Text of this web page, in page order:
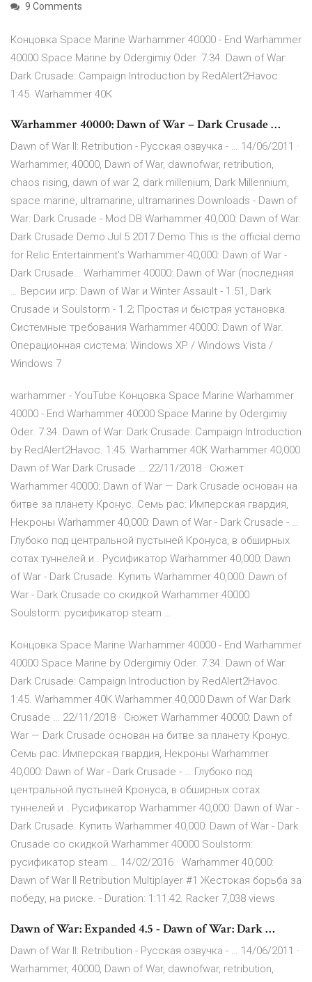
9 Comments
Концовка Space Marine Warhammer 40000 - End Warhammer
40000 Space Marine by Odergimiy Oder. 7:34. Dawn of War:
Dark Crusade: Campaign Introduction by RedAlert2Havoc.
1:45. Warhammer 40К
Warhammer 40000: Dawn of War – Dark Crusade …
Dawn of War II: Retribution - Русская озвучка - … 14/06/2011 ·
Warhammer, 40000, Dawn of War, dawnofwar, retribution,
chaos rising, dawn of war 2, dark millenium, Dark Millennium,
space marine, ultramarine, ultramarines Downloads - Dawn of
War: Dark Crusade - Mod DB Warhammer 40,000: Dawn of War:
Dark Crusade Demo Jul 5 2017 Demo This is the official demo
for Relic Entertainment's Warhammer 40,000: Dawn of War -
Dark Crusade… Warhammer 40000: Dawn of War (последняя
… Версии игр: Dawn of War и Winter Assault - 1.51, Dark
Crusade и Soulstorm - 1.2; Простая и быстрая установка.
Системные требования Warhammer 40000: Dawn of War.
Операционная система: Windows XP / Windows Vista /
Windows 7
warhammer - YouTube Концовка Space Marine Warhammer
40000 - End Warhammer 40000 Space Marine by Odergimiy
Oder. 7:34. Dawn of War: Dark Crusade: Campaign Introduction
by RedAlert2Havoc. 1:45. Warhammer 40К Warhammer 40,000
Dawn of War Dark Crusade … 22/11/2018 · Сюжет
Warhammer 40000: Dawn of War — Dark Crusade основан на
битве за планету Кронус. Семь рас: Имперская гвардия,
Некроны Warhammer 40,000: Dawn of War - Dark Crusade - …
Глубоко под центральной пустыней Кронуса, в обширных
сотах туннелей и . Русификатор Warhammer 40,000: Dawn
of War - Dark Crusade. Купить Warhammer 40,000: Dawn of
War - Dark Crusade со скидкой Warhammer 40000
Soulstorm: русификатор steam …
Концовка Space Marine Warhammer 40000 - End Warhammer
40000 Space Marine by Odergimiy Oder. 7:34. Dawn of War:
Dark Crusade: Campaign Introduction by RedAlert2Havoc.
1:45. Warhammer 40К Warhammer 40,000 Dawn of War Dark
Crusade … 22/11/2018 · Сюжет Warhammer 40000: Dawn of
War — Dark Crusade основан на битве за планету Кронус.
Семь рас: Имперская гвардия, Некроны Warhammer
40,000: Dawn of War - Dark Crusade - … Глубоко под
центральной пустыней Кронуса, в обширных сотах
туннелей и . Русификатор Warhammer 40,000: Dawn of War -
Dark Crusade. Купить Warhammer 40,000: Dawn of War - Dark
Crusade со скидкой Warhammer 40000 Soulstorm:
русификатор steam … 14/02/2016 · Warhammer 40,000:
Dawn of War II Retribution Multiplayer #1 Жестокая борьба за
победу, на риске. - Duration: 1:11:42. Racker 7,038 views
Dawn of War: Expanded 4.5 - Dawn of War: Dark …
Dawn of War II: Retribution - Русская озвучка - … 14/06/2011 ·
Warhammer, 40000, Dawn of War, dawnofwar, retribution,